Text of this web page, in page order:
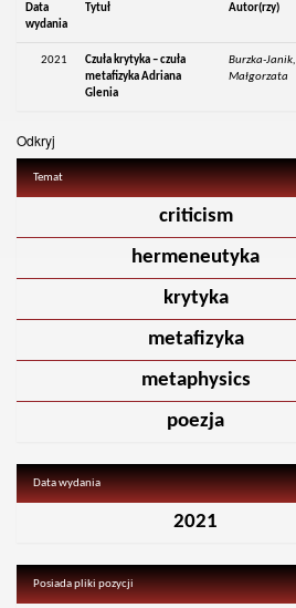
Data
wydania
Tytuł Autor(rzy)
2021
Czuła krytyka – czuła
metafizyka Adriana
Glenia
Burzka-Janik,
Małgorzata
Odkryj
Temat
criticism
hermeneutyka
krytyka
metafizyka
metaphysics
poezja
Data wydania
2021
Posiada pliki pozycji